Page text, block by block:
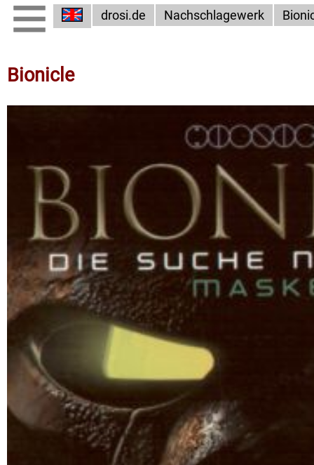
drosi.de Nachschlagewerk
Bionicle